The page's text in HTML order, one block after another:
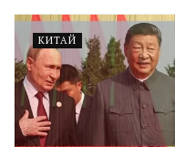
КИТАЙ